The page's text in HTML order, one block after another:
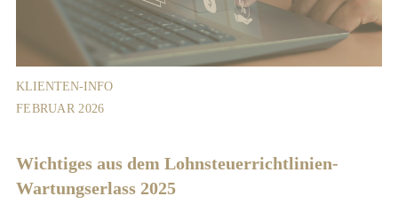
KLIENTEN-INFO
FEBRUAR 2026
Wichtiges aus dem Lohnsteuerrichtlinien-
Wartungserlass 2025